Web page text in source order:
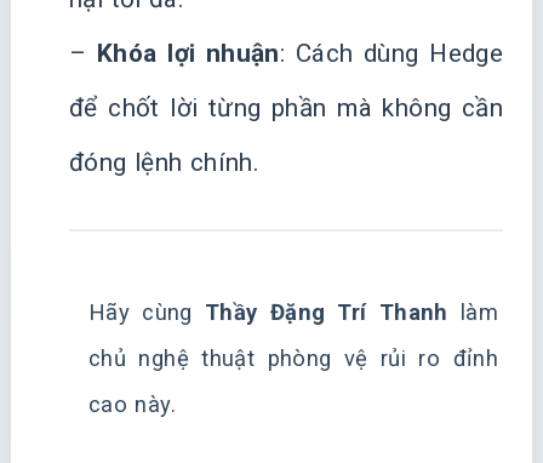
–
Khóa lợi nhuận: Cách dùng Hedge
để chốt lời từng phần mà không cần
đóng lệnh chính.
Hãy cùng Thầy Đặng Trí Thanh làm
chủ nghệ thuật phòng vệ rủi ro đỉnh
cao này.